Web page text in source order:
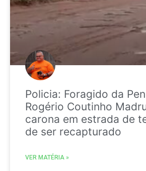
Policia: Foragido da
Rogério Coutinho
carona em estrada de
de ser recapturado
VER MATÉRIA »